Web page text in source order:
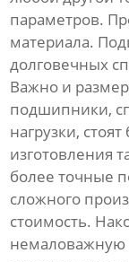
параметров.
материала.
долговечных
Важно и
подшипники,
нагрузки,
изготовления
более точные
сложного
стоимость.
немаловажную